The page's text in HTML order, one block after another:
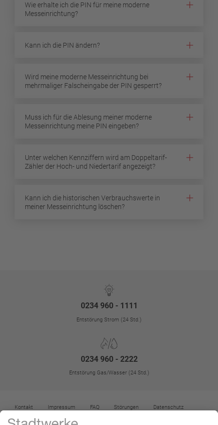
Wie erhalte ich die PIN für meine moderne
Messeinrichtung?
Kann ich die PIN ändern?
Wird meine moderne Messeinrichtung bei
mehrmaliger Falscheingabe der PIN gesperrt?
Muss ich für die Ablesung meiner moderne
Messeinrichtung meine PIN eingeben?
Unter welchen Kennziffern wird am Doppeltarif-
Zähler der Hoch- und Niedertarif angezeigt?
Kann ich die historischen Verbrauchswerte in
meiner Messeinrichtung löschen?
0234 960 - 1111
Entstörung Strom (24 Std.)
0234 960 - 2222
Entstörung Gas/Wasser (24 Std.)
Kontakt Impressum FAQ Störungen
Datenschutz
Datenschutz-Einstellungen